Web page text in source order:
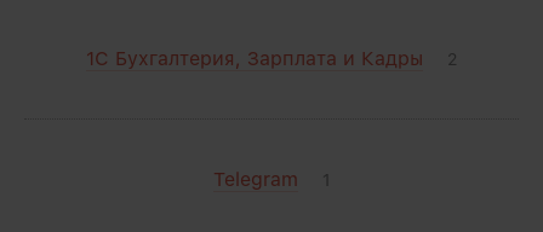
1С Бухгалтерия, Зарплата и Кадры 2
Telegram 1